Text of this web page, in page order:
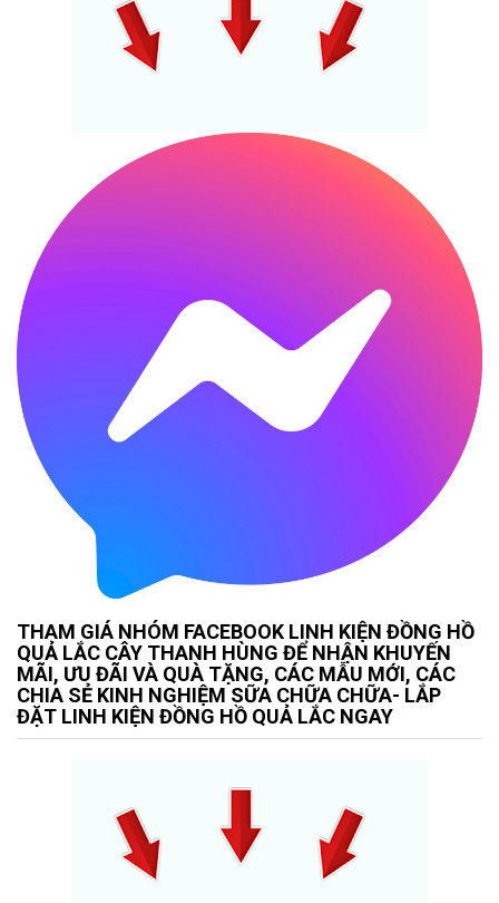
THAM GIÁ NHÓM FACEBOOK LINH KIỆN ĐỒNG HỒ
QUẢ LẮC CÂY THANH HÙNG ĐỂ NHẬN KHUYẾN
MÃI, ƯU ĐÃI VÀ QUÀ TẶNG, CÁC MẪU MỚI, CÁC
CHIA SẺ KINH NGHIỆM SỮA CHỮA CHỮA- LẮP
ĐẶT LINH KIỆN ĐỒNG HỒ QUẢ LẮC NGAY